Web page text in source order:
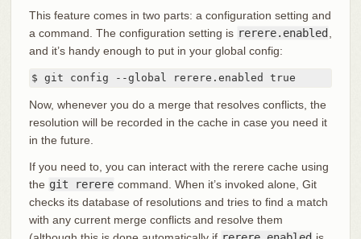
This feature comes in two parts: a configuration setting and
a command. The configuration setting is rerere.enabled ,
and it’s handy enough to put in your global config:
$ git config --global rerere.enabled true
Now, whenever you do a merge that resolves conflicts, the
resolution will be recorded in the cache in case you need it
in the future.
If you need to, you can interact with the rerere cache using
the git rerere command. When it’s invoked alone, Git
checks its database of resolutions and tries to find a match
with any current merge conflicts and resolve them